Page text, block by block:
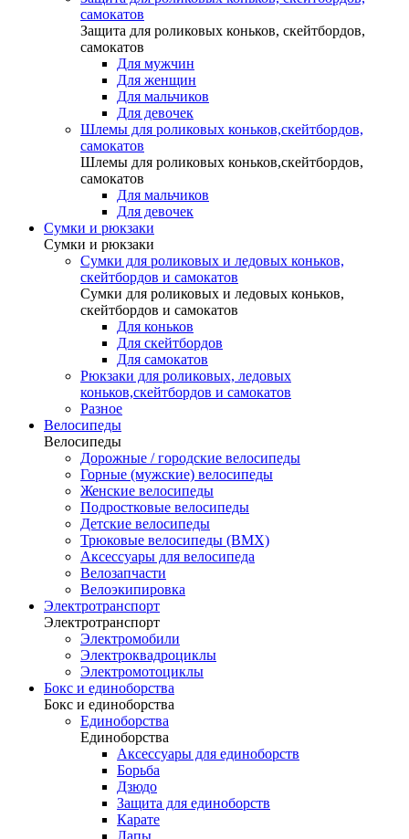
самокатов
Защита для роликовых коньков, скейтбордов,
самокатов
Для мужчин
Для женщин
Для мальчиков
Для девочек
Шлемы для роликовых коньков,скейтбордов,
самокатов
Шлемы для роликовых коньков,скейтбордов,
самокатов
Для мальчиков
Для девочек
Сумки и рюкзаки
Сумки и рюкзаки
Сумки для роликовых и ледовых коньков,
скейтбордов и самокатов
Сумки для роликовых и ледовых коньков,
скейтбордов и самокатов
Для коньков
Для скейтбордов
Для самокатов
Рюкзаки для роликовых, ледовых
коньков,скейтбордов и самокатов
Разное
Велосипеды
Велосипеды
Дорожные / городские велосипеды
Горные (мужские) велосипеды
Женские велосипеды
Подростковые велосипеды
Детские велосипеды
Трюковые велосипеды (BMX)
Аксессуары для велосипеда
Велозапчасти
Велоэкипировка
Электротранспорт
Электротранспорт
Электромобили
Электроквадроциклы
Электромотоциклы
Бокс и единоборства
Бокс и единоборства
Единоборства
Единоборства
Аксессуары для единоборств
Борьба
Дзюдо
Защита для единоборств
Карате
Лапы